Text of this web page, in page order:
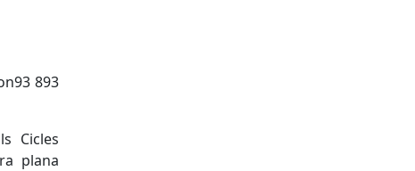
893
Cicles
plana